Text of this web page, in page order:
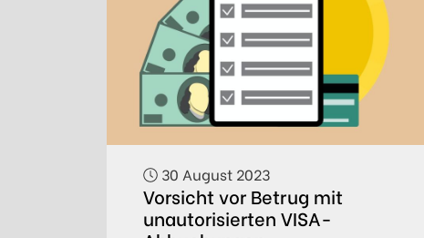
30 August 2023
Vorsicht vor Betrug mit
unautorisierten VISA-